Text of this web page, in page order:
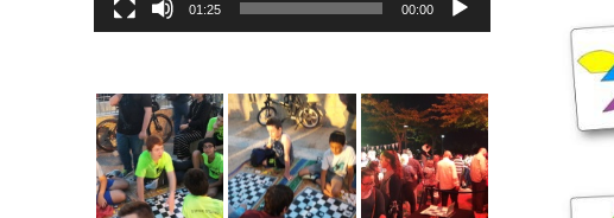
00:00
01:25